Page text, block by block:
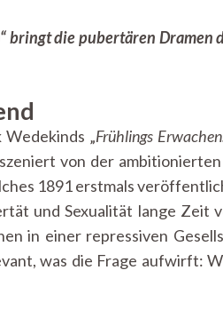
bringt die pubertären Dramen
„Frühlings
von der
1891 erstmals
und Sexualität lange Zeit
in einer repressiven
was die Frage aufwirft: